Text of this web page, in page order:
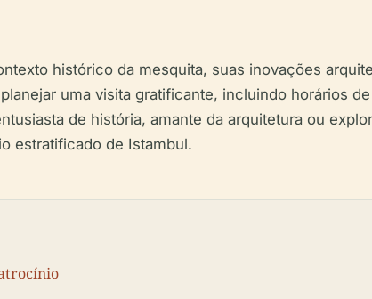
histórico da mesquita, suas inovações
uma visita gratificante, incluindo horários
de história, amante da arquitetura ou
estratificado de Istambul.